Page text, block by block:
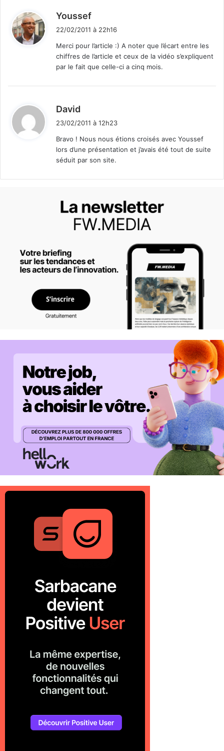
Youssef
:
22/02/2011 à 22h16
Merci pour l’article :) A noter que l’écart entre les
chiffres de l’article et ceux de la vidéo s’expliquent
par le fait que celle-ci a cinq mois.
David
:
23/02/2011 à 12h23
Bravo ! Nous nous étions croisés avec Youssef
lors d’une présentation et j’avais été tout de suite
séduit par son site.